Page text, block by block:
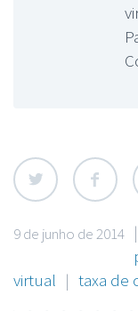
9 de junho de 2014 |
virtual | taxa de